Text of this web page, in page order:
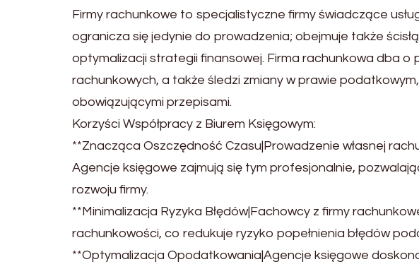
Firmy rachunkowe to specjalistyczne firmy świadczące
ogranicza się jedynie do prowadzenia; obejmuje także
optymalizacji strategii finansowej. Firma rachunkowa dba o
rachunkowych, a także śledzi zmiany w prawie
obowiązującymi przepisami.
Korzyści Współpracy z Biurem Księgowym:
**Znacząca Oszczędność Czasu|Prowadzenie własnej
Agencje księgowe zajmują się tym profesjonalnie,
rozwoju firmy.
**Minimalizacja Ryzyka Błędów|Fachowcy z firmy
rachunkowości, co redukuje ryzyko popełnienia błędów
**Optymalizacja Opodatkowania|Agencje księgowe